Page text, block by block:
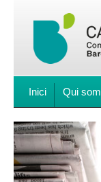
Inici Qui som